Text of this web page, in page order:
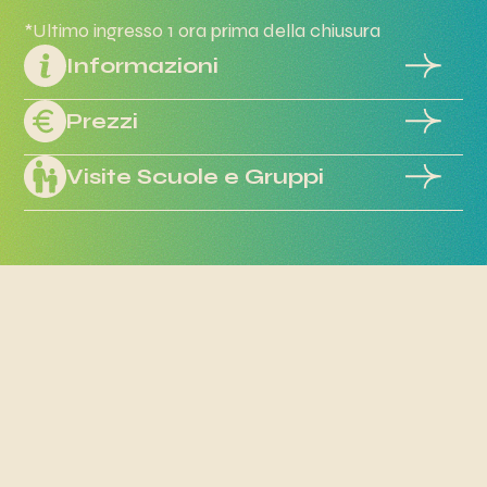
*Ultimo ingresso 1 ora prima della chiusura
Informazioni
Prezzi
Visite Scuole e Gruppi